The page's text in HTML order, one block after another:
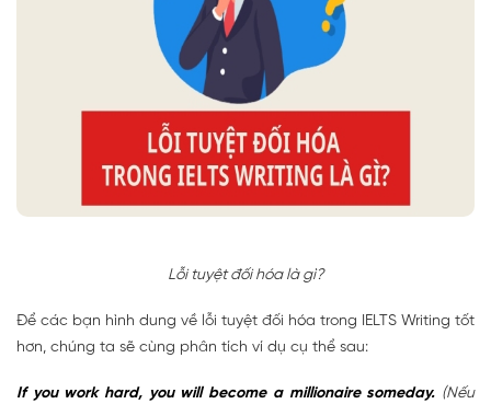
Lỗi tuyệt đối hóa là gì?
Để các bạn hình dung về lỗi tuyệt đối hóa trong IELTS Writing tốt
hơn, chúng ta sẽ cùng phân tích ví dụ cụ thể sau:
If you work hard, you will become a millionaire someday. (Nếu